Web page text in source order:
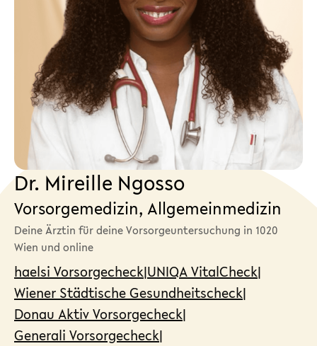
Dr. Mireille Ngosso
Vorsorgemedizin, Allgemeinmedizin
Deine Ärztin für deine Vorsorgeuntersuchung in 1020
Wien und online
haelsi Vorsorgecheck|UNIQA VitalCheck|
Wiener Städtische Gesundheitscheck|
Donau Aktiv Vorsorgecheck|
Generali Vorsorgecheck|